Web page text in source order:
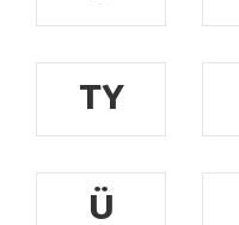
TY
Ü